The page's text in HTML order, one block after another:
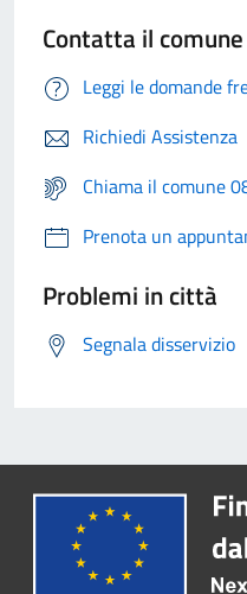
Contatta il comune
Leggi le domande
Richiedi Assistenza
Chiama il comune
Prenota un
Problemi in città
Segnala disservizio